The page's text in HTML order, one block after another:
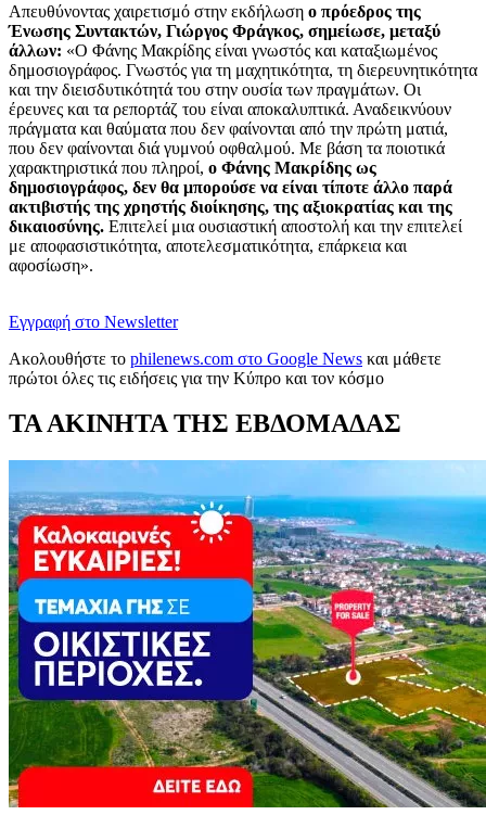
Απευθύνοντας χαιρετισμό στην εκδήλωση ο πρόεδρος της
Ένωσης Συντακτών, Γιώργος Φράγκος, σημείωσε, μεταξύ
άλλων: «Ο Φάνης Μακρίδης είναι γνωστός και καταξιωμένος
δημοσιογράφος. Γνωστός για τη μαχητικότητα, τη διερευνητικότητα
και την διεισδυτικότητά του στην ουσία των πραγμάτων. Οι
έρευνες και τα ρεπορτάζ του είναι αποκαλυπτικά. Αναδεικνύουν
πράγματα και θαύματα που δεν φαίνονται από την πρώτη ματιά,
που δεν φαίνονται διά γυμνού οφθαλμού. Με βάση τα ποιοτικά
χαρακτηριστικά που πληροί, ο Φάνης Μακρίδης ως
δημοσιογράφος, δεν θα μπορούσε να είναι τίποτε άλλο παρά
ακτιβιστής της χρηστής διοίκησης, της αξιοκρατίας και της
δικαιοσύνης. Επιτελεί μια ουσιαστική αποστολή και την επιτελεί
με αποφασιστικότητα, αποτελεσματικότητα, επάρκεια και
αφοσίωση».
Εγγραφή στο Newsletter
Ακολουθήστε το philenews.com στο Google News και μάθετε
πρώτοι όλες τις ειδήσεις για την Κύπρο και τον κόσμο
ΤΑ ΑΚΙΝΗΤΑ ΤΗΣ ΕΒΔΟΜΑΔΑΣ